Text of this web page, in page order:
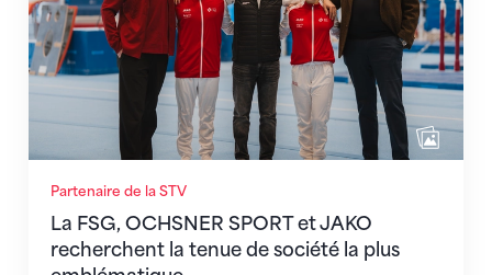
Partenaire de la STV
La FSG, OCHSNER SPORT et JAKO
recherchent la tenue de société la plus